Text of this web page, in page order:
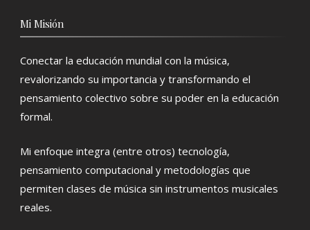
Mi Misión
Conectar la educación mundial con la música,
revalorizando su importancia y transformando el
pensamiento colectivo sobre su poder en la educación
formal.
Mi enfoque integra (entre otros) tecnología,
pensamiento computacional y metodologías que
permiten clases de música sin instrumentos musicales
reales.